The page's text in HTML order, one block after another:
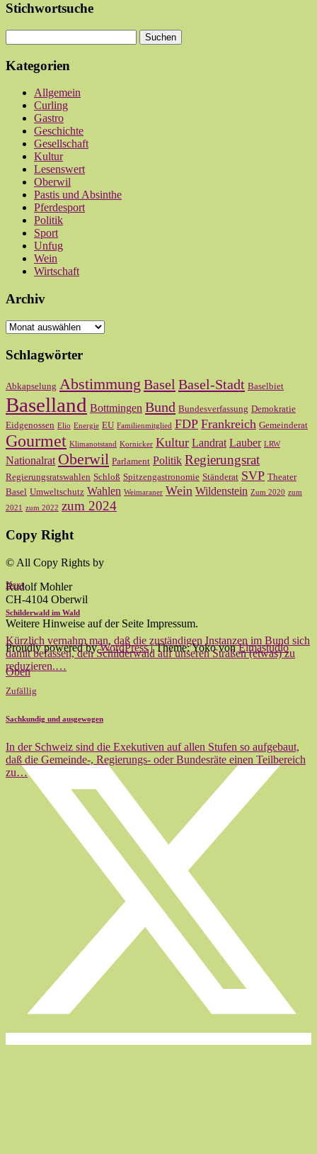
Stichwortsuche
Kategorien
Allgemein
Curling
Gastro
Geschichte
Gesellschaft
Kultur
Lesenswert
Oberwil
Pastis und Absinthe
Pferdesport
Politik
Sport
Unfug
Wein
Wirtschaft
Archiv
Archiv
Schlagwörter
Abkapselung Abstimmung Basel Basel-Stadt Baselbiet
Baselland Bottmingen Bund Bundesverfassung Demokratie
Eidgenossen Elio Energie EU Familienmitglied FDP Frankreich Gemeinderat
Gourmet Klimanotstand Kornicker Kultur Landrat Lauber LRW
Nationalrat Oberwil Parlament Politik Regierungsrat
Regierungsratswahlen Schloß Spitzengastronomie Ständerat SVP Theater
Basel Umweltschutz Wahlen Weimaraner Wein Wildenstein Zum 2020 zum
2021 zum 2022 zum 2024
Copy Right
© All Copy Rights by
Rudolf Mohler
CH-4104 Oberwil
Weitere Hinweise auf der Seite Impressum.
Proudly powered byWordPress|Theme: Yoko vonElmastudio
Oben
Next
Schilderwald im Wald
Kürzlich vernahm man, daß die zuständigen Instanzen im Bund sich
damit befassen, den Schilderwald auf unseren Straßen (etwas) zu
reduzieren.…
Zufällig
Sachkundig und ausgewogen
In der Schweiz sind die Exekutiven auf allen Stufen so aufgebaut,
daß die Gemeinde-, Regierungs- oder Bundesräte einen Teilbereich
zu…